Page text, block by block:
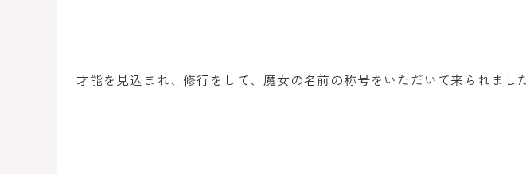
才能を見込まれ、修行をして、魔女の名前の称号をいただいて来られました